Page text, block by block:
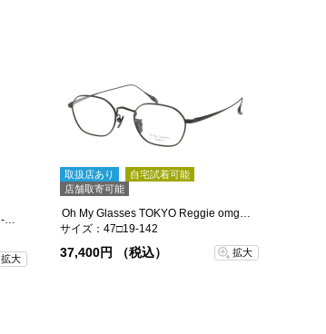
Oh My Glasses TOKYO Aaron omg-148-BRS-48
拡大
取扱店あり
自宅試着可能
店舗取寄可能
Oh My Glasses TOKYO Reggie omg-089-BKM-47
サイズ：47□19-142
37,400円 （税込） 拡大